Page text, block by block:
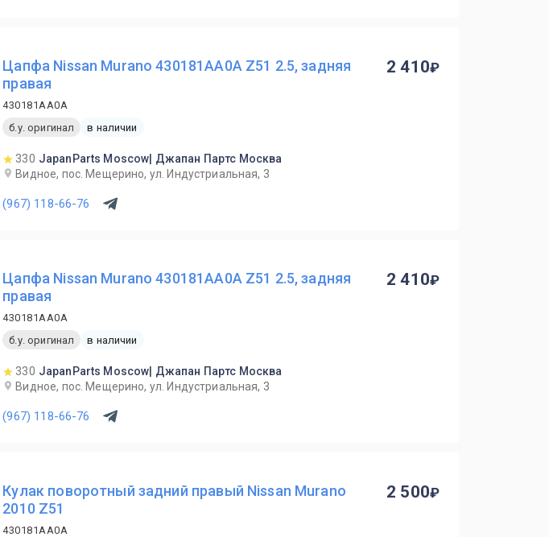
Цапфа Nissan Murano 430181AA0A Z51 2.5, задняя
правая
430181AA0A
б.у. оригинал
в наличии
330 JapanParts Moscow| Джапан Партс Москва
Видное, пос. Мещерино, ул. Индустриальная, 3
(967) 118-66-76
2 410
Цапфа Nissan Murano 430181AA0A Z51 2.5, задняя
правая
430181AA0A
б.у. оригинал
в наличии
330 JapanParts Moscow| Джапан Партс Москва
Видное, пос. Мещерино, ул. Индустриальная, 3
(967) 118-66-76
2 410
Кулак поворотный задний правый Nissan Murano
2010 Z51
430181AA0A
2 500